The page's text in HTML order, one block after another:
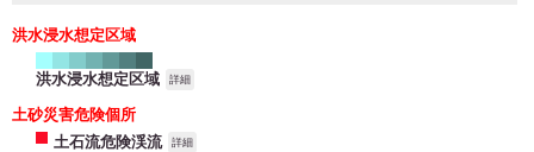
洪水浸水想定区域
洪水浸水想定区域 詳細
土砂災害危険個所
土石流危険渓流
詳細